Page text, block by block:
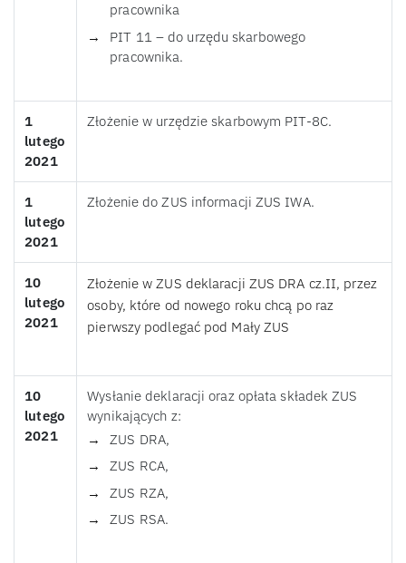
pracownika
PIT 11 – do urzędu skarbowego
pracownika.
1
lutego
2021
Złożenie w urzędzie skarbowym PIT-8C.
1
lutego
2021
Złożenie do ZUS informacji ZUS IWA.
10
lutego
2021
Złożenie w ZUS deklaracji ZUS DRA cz.II, przez
osoby, które od nowego roku chcą po raz
pierwszy podlegać pod Mały ZUS
10
lutego
2021
Wysłanie deklaracji oraz opłata składek ZUS
wynikających z:
ZUS DRA,
ZUS RCA,
ZUS RZA,
ZUS RSA.